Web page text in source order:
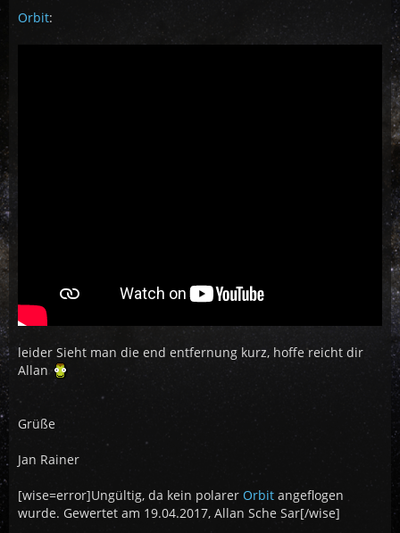
Orbit:
leider Sieht man die end entfernung kurz, hoffe reicht dir
Allan
Grüße
Jan Rainer
[wise=error]Ungültig, da kein polarer Orbit angeflogen
wurde. Gewertet am 19.04.2017, Allan Sche Sar[/wise]